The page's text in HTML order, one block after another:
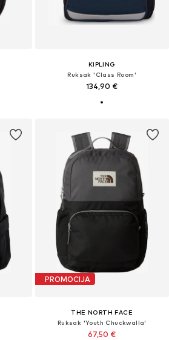
KIPLING
Ruksak 'Class Room'
134,90 €
PROMOCIJA
THE NORTH FACE
Ruksak 'Youth Chuckwalla'
67,50 €